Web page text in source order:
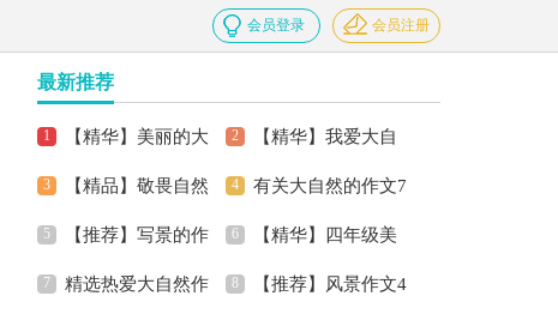
会员登录 会员注册
最新推荐
【精华】美丽的大
自然作文七篇
【精华】我爱大自
然作文4篇
【精品】敬畏自然
作文锦集9篇
有关大自然的作文7
篇
【推荐】写景的作
文300字3篇
【精华】四年级美
景作文300字锦集九篇
精选热爱大自然作 【推荐】风景作文4